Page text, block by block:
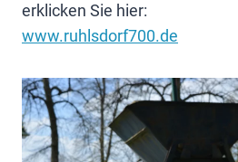
erklicken Sie hier:
www.ruhlsdorf700.de